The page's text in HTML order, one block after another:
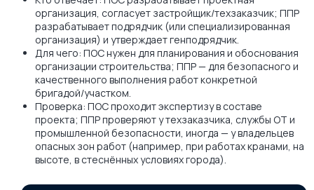
организация, согласует застройщик/техзаказчик; ППР
разрабатывает подрядчик (или специализированная
организация) и утверждает генподрядчик.
Для чего: ПОС нужен для планирования и обоснования
организации строительства; ППР — для безопасного и
качественного выполнения работ конкретной
бригадой/участком.
Проверка: ПОС проходит экспертизу в составе
проекта; ППР проверяют у техзаказчика, службы ОТ и
промышленной безопасности, иногда — у владельцев
опасных зон работ (например, при работах кранами, на
высоте, в стеснённых условиях города).